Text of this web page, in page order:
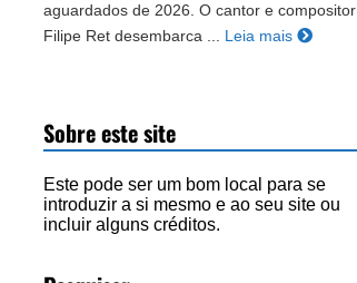
aguardados de 2026. O cantor e compositor
Filipe Ret desembarca ... Leia mais
Sobre este site
Este pode ser um bom local para se
introduzir a si mesmo e ao seu site ou
incluir alguns créditos.